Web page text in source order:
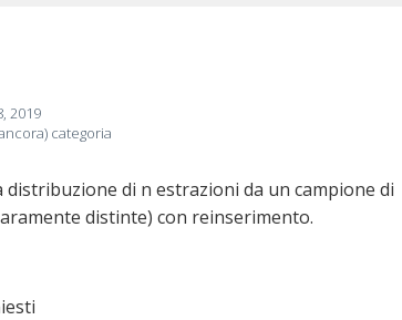
2019
categoria
di n estrazioni da un campione di
distinte) con reinserimento.